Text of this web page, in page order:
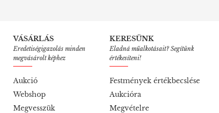
VÁSÁRLÁS
Eredetiségigazolás minden
megvásárolt képhez
Aukció
Webshop
Megvesszük
KERESÜNK
Eladná műalkotásait? Segítünk
értékesíteni!
Festmények értékbecslése
Aukcióra
Megvételre